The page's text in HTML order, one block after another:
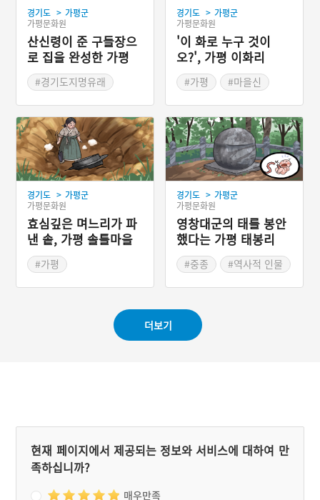
경기도 > 가평군
가평문화원
산신령이 준 구들장으
로 집을 완성한 가평
돌아우
#경기도지명유래
경기도 > 가평군
가평문화원
'이 화로 누구 것이
오?', 가평 이화리
#가평
#마을신
#경기도지명유래
경기도 > 가평군
가평문화원
효심깊은 며느리가 파
낸 솥, 가평 솔틀마을
#가평
경기도 > 가평군
가평문화원
영창대군의 태를 봉안
했다는 가평 태봉리
#중종
#역사적 인물
더보기
현재 페이지에서 제공되는 정보와 서비스에 대하여 만
족하십니까?
매우만족